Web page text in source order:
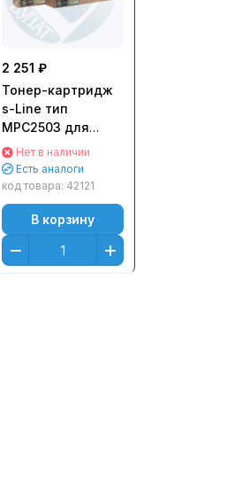
2 251 ₽
Тонер-картридж
s-Line тип
MPC2503 для
Ricoh Aficio MP
C2003/ 2503/ 2011
(9500стр.)
Пурпурный
(Magenta)
Нет в наличии
Есть аналоги
код товара: 42121
В корзину